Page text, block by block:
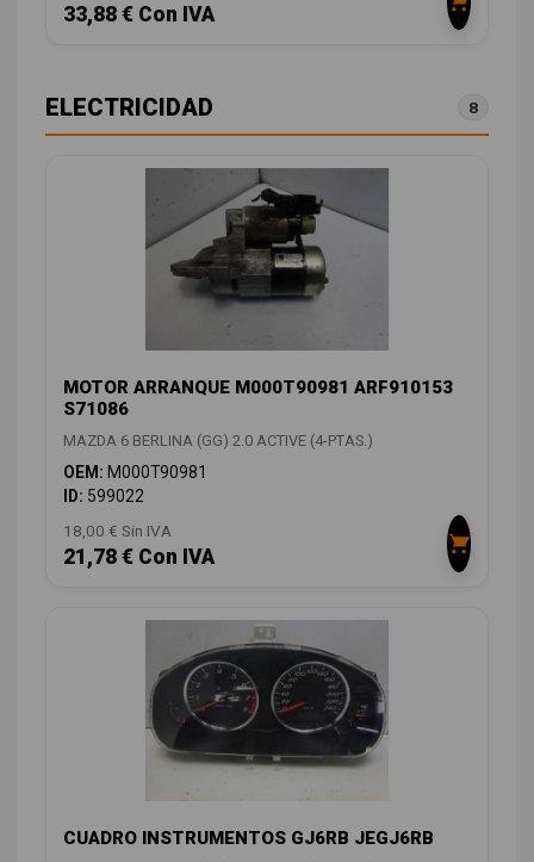
33,88 € Con IVA
ELECTRICIDAD 8
MOTOR ARRANQUE M000T90981 ARF910153
S71086
MAZDA 6 BERLINA (GG) 2.0 ACTIVE (4-PTAS.)
OEM: M000T90981
ID: 599022
18,00 € Sin IVA
21,78 € Con IVA
CUADRO INSTRUMENTOS GJ6RB JEGJ6RB